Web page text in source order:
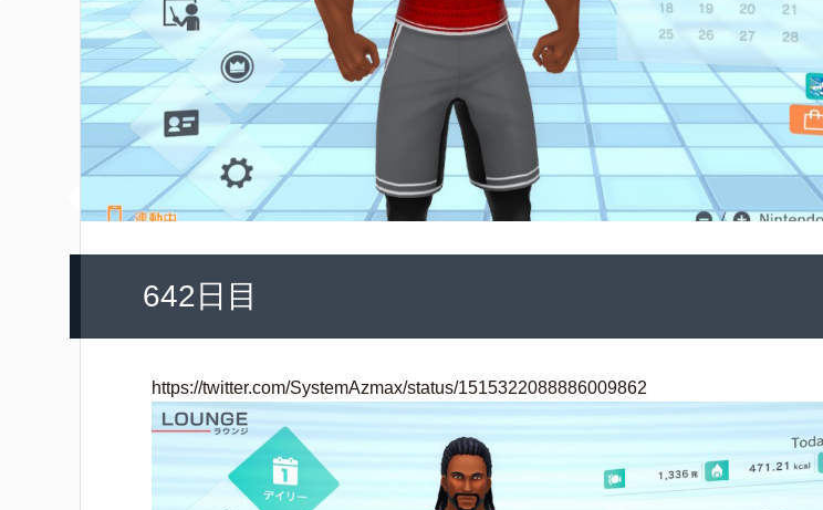
642日目
https://twitter.com/SystemAzmax/status/1515322088886009862